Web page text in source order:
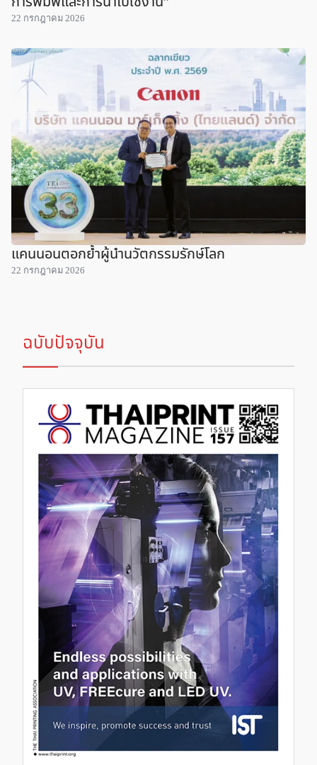
22 กรกฎาคม 2026
แคนนอนตอกย้ำผู้นำนวัตกรรมรักษ์โลก
22 กรกฎาคม 2026
ฉบับปัจจุบัน